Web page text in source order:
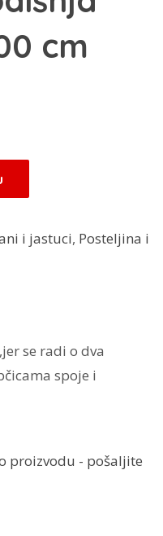
cm
i jastuci, Posteljina i
se radi o dva
spoje i
proizvodu - pošaljite